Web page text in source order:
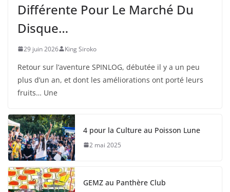
Différente Pour Le Marché Du
Disque…
29 juin 2026 King Siroko
Retour sur l’aventure SPINLOG, débutée il y a un peu
plus d’un an, et dont les améliorations ont porté leurs
fruits… Une
4 pour la Culture au Poisson Lune
2 mai 2025
GEMZ au Panthère Club